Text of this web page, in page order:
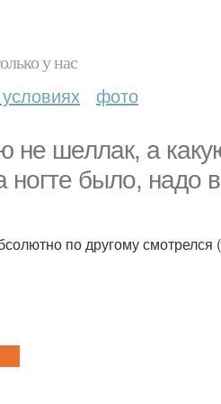
у нас
фото
не шеллак, а
ногте было, надо
по другому смотрелся